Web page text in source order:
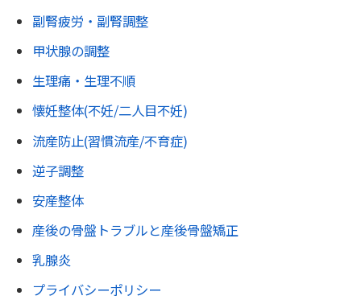
副腎疲労・副腎調整
甲状腺の調整
生理痛・生理不順
懐妊整体(不妊/二人目不妊)
流産防止(習慣流産/不育症)
逆子調整
安産整体
産後の骨盤トラブルと産後骨盤矯正
乳腺炎
プライバシーポリシー